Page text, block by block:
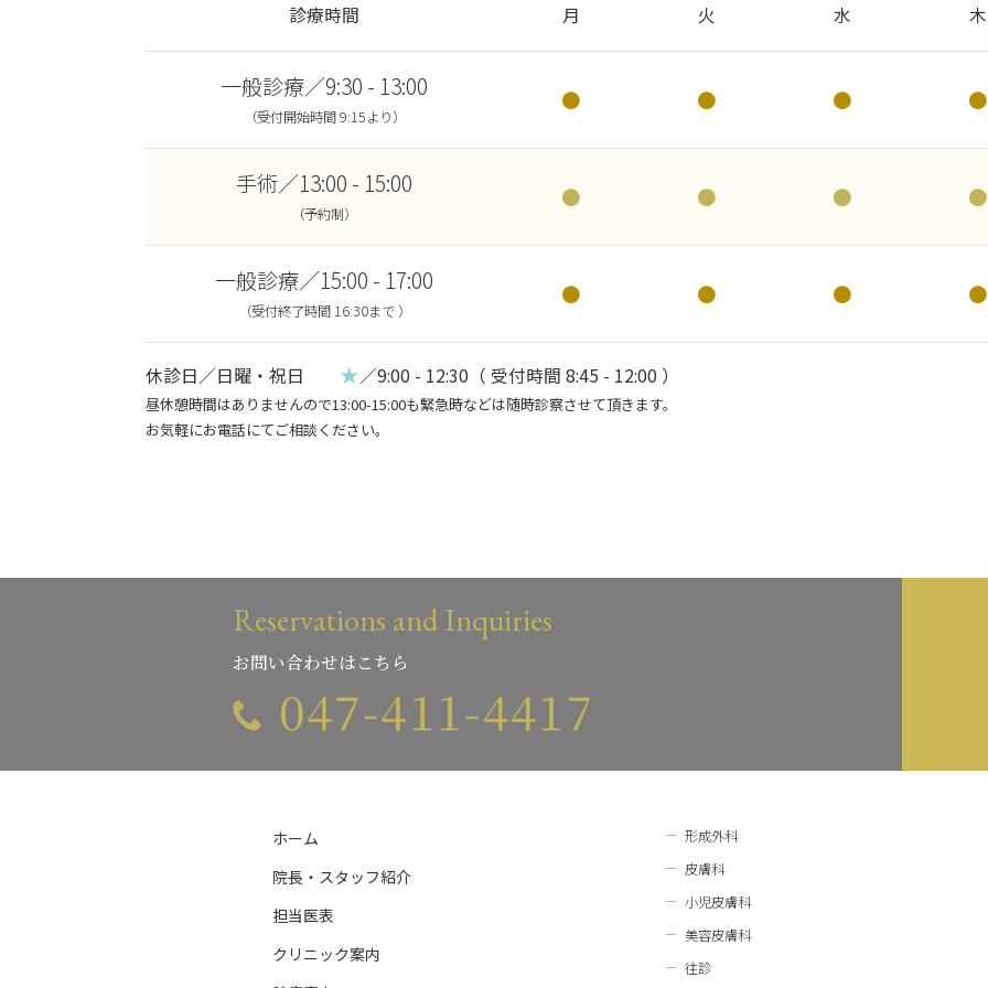
診療時間 月 火 水 木
一般診療／9:30 - 13:00
（受付開始時間 9:15より）
● ● ● ●
手術／13:00 - 15:00
（予約制）
● ● ● ●
一般診療／15:00 - 17:00
（受付終了時間 16:30まで ）
● ● ● ●
休診日／日曜・祝日 ★／9:00 - 12:30（ 受付時間 8:45 - 12:00 ）
昼休憩時間はありませんので13:00-15:00も緊急時などは随時診察させて頂きます。
お気軽にお電話にてご相談ください。
Reservations and Inquiries
お問い合わせはこちら
ホーム
院長・スタッフ紹介
担当医表
クリニック案内
形成外科
皮膚科
小児皮膚科
美容皮膚科
往診